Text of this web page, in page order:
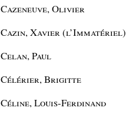
Cazeneuve, Olivier
Cazin, Xavier (l’Immatériel)
Celan, Paul
Célérier, Brigitte
Céline, Louis-Ferdinand